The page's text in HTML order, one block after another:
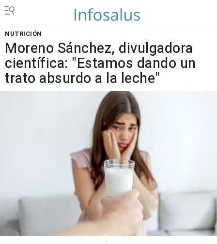
NUTRICIÓN
Moreno Sánchez, divulgadora
científica: "Estamos dando un
trato absurdo a la leche"